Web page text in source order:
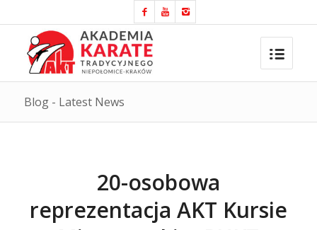
Blog - Latest News
20-osobowa
reprezentacja AKT Kursie